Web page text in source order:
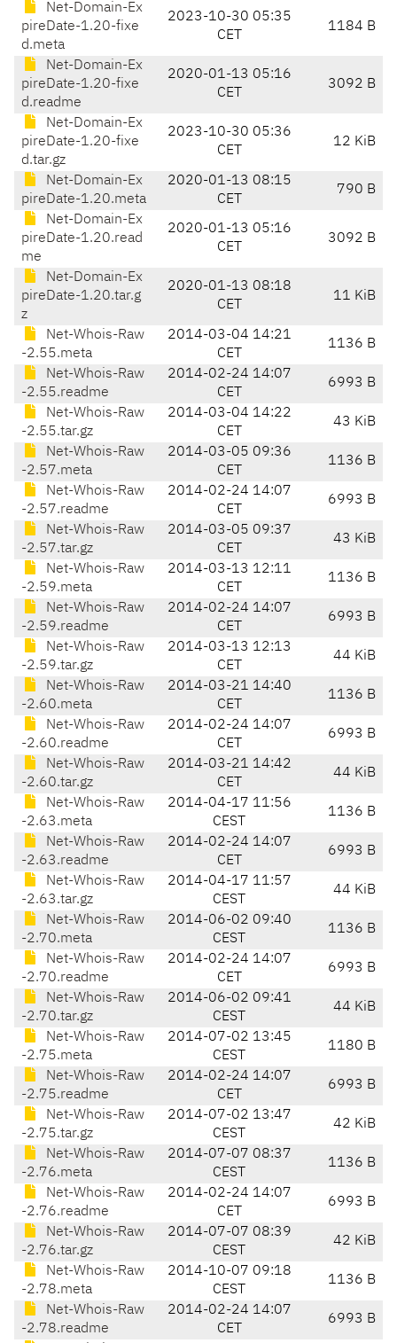
Net-Domain-Ex
pireDate-1.20-fixe
d.meta
2023-10-30 05:35
CET
1184 B
Net-Domain-Ex
pireDate-1.20-fixe
d.readme
2020-01-13 05:16
CET
3092 B
Net-Domain-Ex
pireDate-1.20-fixe
d.tar.gz
2023-10-30 05:36
CET
12 KiB
Net-Domain-Ex
pireDate-1.20.meta
2020-01-13 08:15
CET
790 B
Net-Domain-Ex
pireDate-1.20.read
me
2020-01-13 05:16
CET
3092 B
Net-Domain-Ex
pireDate-1.20.tar.g
z
2020-01-13 08:18
CET
11 KiB
Net-Whois-Raw
-2.55.meta
2014-03-04 14:21
CET
1136 B
Net-Whois-Raw
-2.55.readme
2014-02-24 14:07
CET
6993 B
Net-Whois-Raw
-2.55.tar.gz
2014-03-04 14:22
CET
43 KiB
Net-Whois-Raw
-2.57.meta
2014-03-05 09:36
CET
1136 B
Net-Whois-Raw
-2.57.readme
2014-02-24 14:07
CET
6993 B
Net-Whois-Raw
-2.57.tar.gz
2014-03-05 09:37
CET
43 KiB
Net-Whois-Raw
-2.59.meta
2014-03-13 12:11
CET
1136 B
Net-Whois-Raw
-2.59.readme
2014-02-24 14:07
CET
6993 B
Net-Whois-Raw
-2.59.tar.gz
2014-03-13 12:13
CET
44 KiB
Net-Whois-Raw
-2.60.meta
2014-03-21 14:40
CET
1136 B
Net-Whois-Raw
-2.60.readme
2014-02-24 14:07
CET
6993 B
Net-Whois-Raw
-2.60.tar.gz
2014-03-21 14:42
CET
44 KiB
Net-Whois-Raw
-2.63.meta
2014-04-17 11:56
CEST
1136 B
Net-Whois-Raw
-2.63.readme
2014-02-24 14:07
CET
6993 B
Net-Whois-Raw
-2.63.tar.gz
2014-04-17 11:57
CEST
44 KiB
Net-Whois-Raw
-2.70.meta
2014-06-02 09:40
CEST
1136 B
Net-Whois-Raw
-2.70.readme
2014-02-24 14:07
CET
6993 B
Net-Whois-Raw
-2.70.tar.gz
2014-06-02 09:41
CEST
44 KiB
Net-Whois-Raw
-2.75.meta
2014-07-02 13:45
CEST
1180 B
Net-Whois-Raw
-2.75.readme
2014-02-24 14:07
CET
6993 B
Net-Whois-Raw
-2.75.tar.gz
2014-07-02 13:47
CEST
42 KiB
Net-Whois-Raw
-2.76.meta
2014-07-07 08:37
CEST
1136 B
Net-Whois-Raw
-2.76.readme
2014-02-24 14:07
CET
6993 B
Net-Whois-Raw
-2.76.tar.gz
2014-07-07 08:39
CEST
42 KiB
Net-Whois-Raw
-2.78.meta
2014-10-07 09:18
CEST
1136 B
Net-Whois-Raw
-2.78.readme
2014-02-24 14:07
CET
6993 B